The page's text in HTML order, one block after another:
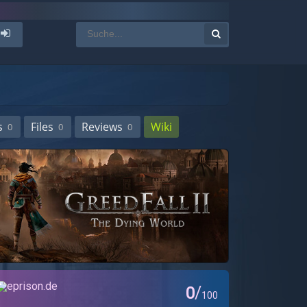
0 Files 0 Reviews 0 Wiki